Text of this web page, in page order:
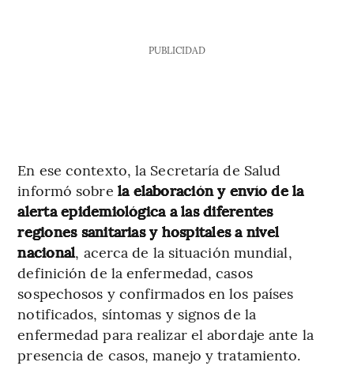
PUBLICIDAD
En ese contexto, la Secretaría de Salud
informó sobre la elaboración y envío de la
alerta epidemiológica a las diferentes
regiones sanitarias y hospitales a nivel
nacional, acerca de la situación mundial,
definición de la enfermedad, casos
sospechosos y confirmados en los países
notificados, síntomas y signos de la
enfermedad para realizar el abordaje ante la
presencia de casos, manejo y tratamiento.